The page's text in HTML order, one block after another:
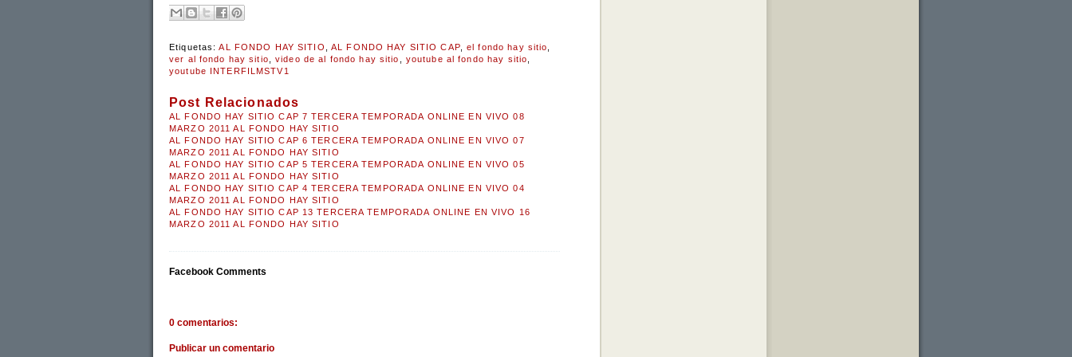
Etiquetas:AL FONDO HAY SITIO , AL FONDO HAY SITIO CAP,el fondo hay sitio,
ver al fondo hay sitio,video de al fondo hay sitio , youtube al fondo hay sitio,
youtube INTERFILMSTV1
Post Relacionados
AL FONDO HAY SITIO CAP 7 TERCERA TEMPORADA ONLINE EN VIVO 08
MARZO 2011 AL FONDO HAY SITIO
AL FONDO HAY SITIO CAP 6 TERCERA TEMPORADA ONLINE EN VIVO 07
MARZO 2011 AL FONDO HAY SITIO
AL FONDO HAY SITIO CAP 5 TERCERA TEMPORADA ONLINE EN VIVO 05
MARZO 2011 AL FONDO HAY SITIO
AL FONDO HAY SITIO CAP 4 TERCERA TEMPORADA ONLINE EN VIVO 04
MARZO 2011 AL FONDO HAY SITIO
AL FONDO HAY SITIO CAP 13 TERCERA TEMPORADA ONLINE EN VIVO 16
MARZO 2011 AL FONDO HAY SITIO
Facebook Comments
0 comentarios:
Publicar un comentario